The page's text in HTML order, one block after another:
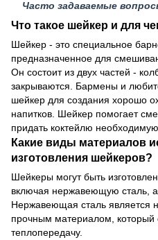
Часто задаваемые
Что такое шейкер и для
Шейкер - это специальное
предназначенное для
Он состоит из двух частей -
закрываются. Бармены и
шейкер для создания хорошо
напитков. Шейкер помогает
придать коктейлю необходимую
Какие виды материалов
изготовления шейкеров?
Шейкеры могут быть
включая нержавеющую сталь,
Нержавеющая сталь является
прочным материалом, который
теплопередачу.